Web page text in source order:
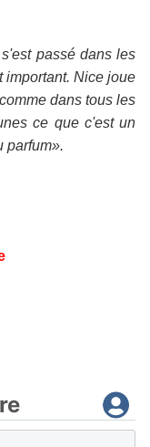
passé dans les
important. Nice joue
dans tous les
ce que c'est un
parfum».